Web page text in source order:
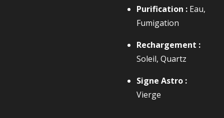
Purification : Eau,
Fumigation
Rechargement :
Soleil, Quartz
Signe Astro :
Vierge